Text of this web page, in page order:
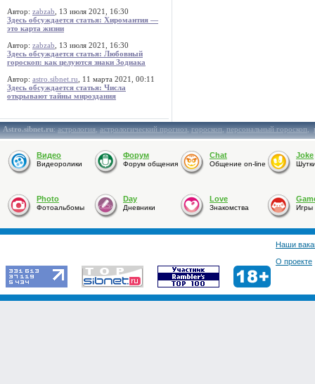
Автор: zabzab , 13 июля 2021, 16:30
Здесь обсуждается статья: Хиромантия —
это карта жизни
Автор: zabzab , 13 июля 2021, 16:30
Здесь обсуждается статья: Любовный
гороскоп: как целуются знаки Зодиака
Автор: astro.sibnet.ru , 11 марта 2021, 00:11
Здесь обсуждается статья: Числа
открывают тайны мироздания
Astro.sibnet.ru:астрология,астрологический прогноз,гороскоп,персональный гороскоп,
Видео
Видеоролики
Форум
Форум общения
Chat
Общение on-line
Joke
Photo
Фотоальбомы
Day
Дневники
Love
Знакомства Игры
Наши
О проекте